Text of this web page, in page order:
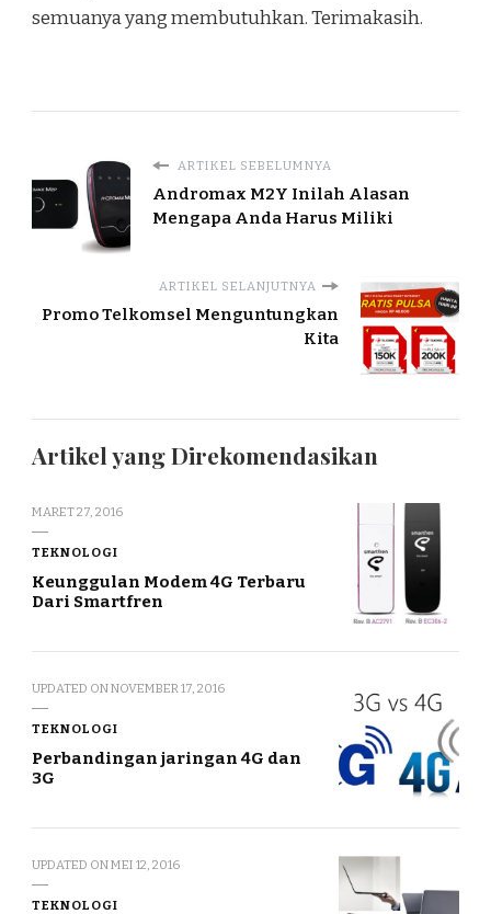
semuanya yang membutuhkan. Terimakasih.
ARTIKEL SEBELUMNYA
Andromax M2Y Inilah Alasan
Mengapa Anda Harus Miliki
ARTIKEL SELANJUTNYA
Promo Telkomsel Menguntungkan
Kita
Artikel yang Direkomendasikan
MARET 27, 2016
TEKNOLOGI
Keunggulan Modem 4G Terbaru
Dari Smartfren
UPDATED ONNOVEMBER 17, 2016
TEKNOLOGI
Perbandingan jaringan 4G dan
3G
UPDATED ONMEI 12, 2016
TEKNOLOGI